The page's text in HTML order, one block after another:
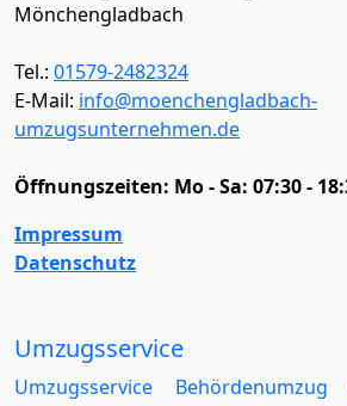
Mönchengladbach
Tel.: 01579-2482324
E-Mail: info@moenchengladbach-
umzugsunternehmen.de
Öffnungszeiten: Mo - Sa: 07:30 -
Impressum
Datenschutz
Umzugsservice
Umzugsservice Behördenumzug